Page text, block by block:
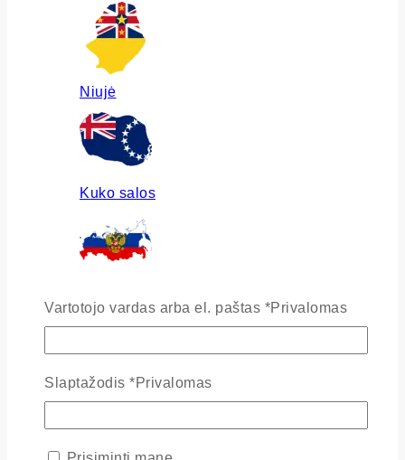
Niujė
Kuko salos
Vartotojo vardas arba el. paštas *Privalomas
Slaptažodis *Privalomas